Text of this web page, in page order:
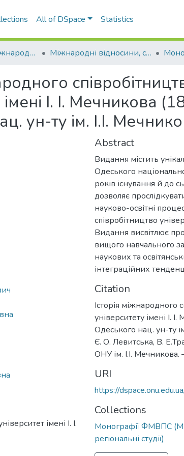
All of DSpace Statistics
09. Факультет міжнародних відносин, політології та соціології Міжнародні відносини, суспільні комунікації та регіональні студії
імені І. І. Мечникова
ун-ту ім. І.І.
імені І. І.
Abstract
Видання містить
Одеського
років існування й до
дозволяє
науково-освітні
співробітництво
Видання висвітлює
вищого навчального
наукових та
інтеграційних
Citation
Історія міжнародного
університету імені І.
Одеського нац. ун-ту
Є. О. Левитська, В.
ОНУ ім. І.І.
URI
https://
Collections
Монографії ФМВПС
регіональні студії)